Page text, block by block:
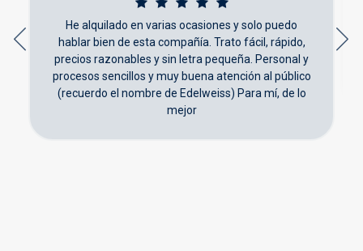
He alquilado en varias ocasiones y solo puedo
hablar bien de esta compañía. Trato fácil, rápido,
precios razonables y sin letra pequeña. Personal y
procesos sencillos y muy buena atención al público
(recuerdo el nombre de Edelweiss) Para mí, de lo
mejor